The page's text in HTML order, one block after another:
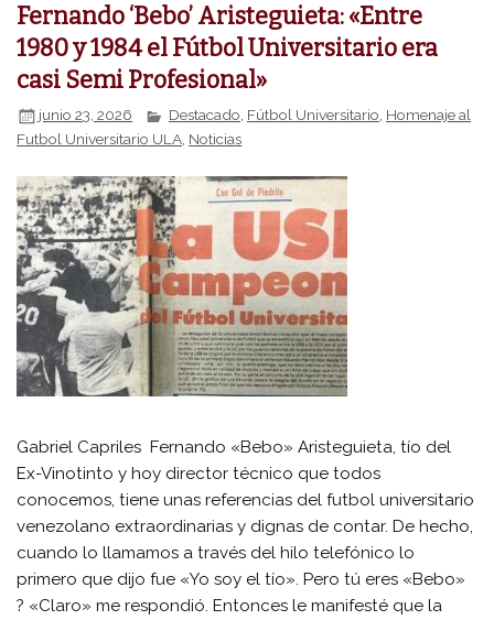
Fernando ‘Bebo’ Aristeguieta: «Entre
1980 y 1984 el Fútbol Universitario era
casi Semi Profesional»
junio 23, 2026 Destacado, Fútbol Universitario, Homenaje al
Futbol Universitario ULA Noticias
Gabriel Capriles Fernando «Bebo» Aristeguieta, tío del
Ex-Vinotinto y hoy director técnico que todos
conocemos, tiene unas referencias del futbol universitario
venezolano extraordinarias y dignas de contar. De hecho,
cuando lo llamamos a través del hilo telefónico lo
primero que dijo fue «Yo soy el tío». Pero tú eres «Bebo»
? «Claro» me respondió. Entonces le manifesté que la